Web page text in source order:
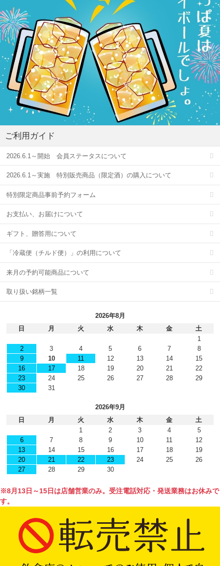
ご利用ガイド
2026.6.1～開始 会員ステータスについて
2026.6.1～実施 特別販売商品（限定酒）の購入について
特別限定商品事前予約フォーム
お支払い、お届けについて
ギフト、贈答用について
「冷蔵便（チルド便）」の利用について
来月の予約可能商品について
取り扱い銘柄一覧
2026年8月
日
月 火 水 木 金
土
1
2
3 4 5 6 7
8
9
10 11 12 13 14
15
16
17 18 19 20 21
22
23
24 25 26 27 28
29
30
31
2026年9月
日
月 火 水 木 金
土
1
2 3 4
5
6
7 8 9 10 11
12
13
14 15 16 17 18
19
20
21 22 23 24 25
26
27
28 29 30
※8月13日～15日は店舗営業のみ。受注電話対応・発送業務はお休みで
す。